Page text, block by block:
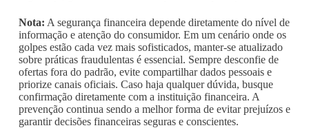
Nota: A segurança financeira depende diretamente do nível de
informação e atenção do consumidor. Em um cenário onde os
golpes estão cada vez mais sofisticados, manter-se atualizado
sobre práticas fraudulentas é essencial. Sempre desconfie de
ofertas fora do padrão, evite compartilhar dados pessoais e
priorize canais oficiais. Caso haja qualquer dúvida, busque
confirmação diretamente com a instituição financeira. A
prevenção continua sendo a melhor forma de evitar prejuízos e
garantir decisões financeiras seguras e conscientes.